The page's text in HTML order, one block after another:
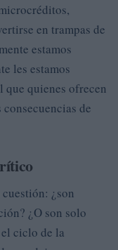
en trampas de
estamos
les estamos
que quienes ofrecen
de
¿son
¿O son solo
ciclo de la